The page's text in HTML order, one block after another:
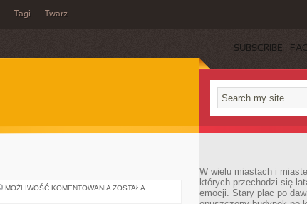
Tagi Twarz
SUBSCRIBE
MOŻLIWOŚĆ KOMENTOWANIA SZKOŁA
ZOSTAŁA
W wielu miastach i
których przechodzi się
emocji. Stary plac po